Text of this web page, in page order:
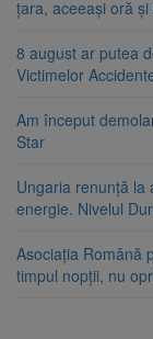
țara, aceeași oră
8 august ar putea
Victimelor
Am început
Star
Ungaria renunță la
energie. Nivelul
Asociația Română
timpul nopții, nu